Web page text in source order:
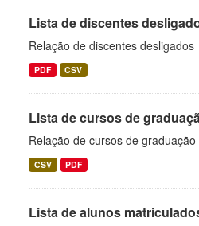
Lista de discentes
Relação de discentes desligados
PDF CSV
Lista de cursos de
Relação de cursos de graduação
CSV PDF
Lista de alunos